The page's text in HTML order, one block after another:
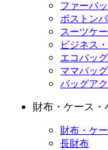
ファーバ
ボストン
スーツケ
ビジネス
エコバッグ
ママバッグ
バッグア
財布・ケース・
財布・ケ
長財布